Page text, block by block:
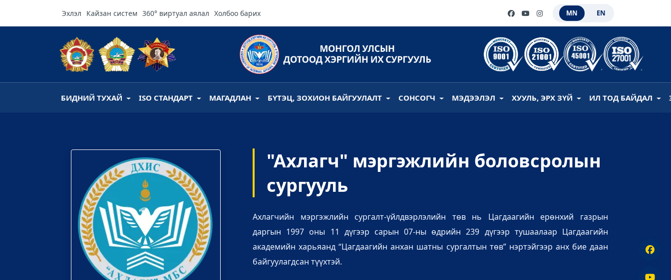
Эхлэл Кайзан систем 360° виртуал аялал Холбоо барих MN EN
БИДНИЙ ТУХАЙ ISO СТАНДАРТ МАГАДЛАН БҮТЭЦ, ЗОХИОН БАЙГУУЛАЛТ СОНСОГЧ МЭДЭЭЛЭЛ ХУУЛЬ, ЭРХ ЗҮЙ ИЛ ТОД БАЙДАЛ
"Ахлагч" мэргэжлийн боловсролын
сургууль
Ахлагчийн мэргэжлийн сургалт-үйлдвэрлэлийн төв нь Цагдаагийн ерөнхий газрын
даргын 1997 оны 11 дүгээр сарын 07-ны өдрийн 239 дүгээр тушаалаар Цагдаагийн
академийн харьяанд “Цагдаагийн анхан шатны сургалтын төв” нэртэйгээр анх бие даан
байгуулагдсан түүхтэй.